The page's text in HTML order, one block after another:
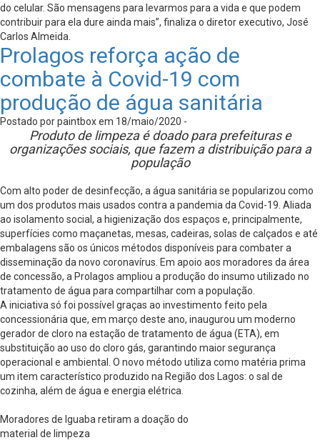
do celular. São mensagens para levarmos para a vida e que podem
contribuir para ela dure ainda mais”, finaliza o diretor executivo, José
Carlos Almeida.
Prolagos reforça ação de
combate à Covid-19 com
produção de água sanitária
Postado por paintbox em 18/maio/2020 -
Produto de limpeza é doado para prefeituras e
organizações sociais, que fazem a distribuição para a
população
Com alto poder de desinfecção, a água sanitária se popularizou como
um dos produtos mais usados contra a pandemia da Covid-19. Aliada
ao isolamento social, a higienização dos espaços e, principalmente,
superfícies como maçanetas, mesas, cadeiras, solas de calçados e até
embalagens são os únicos métodos disponíveis para combater a
disseminação da novo coronavírus. Em apoio aos moradores da área
de concessão, a Prolagos ampliou a produção do insumo utilizado no
tratamento de água para compartilhar com a população.
A iniciativa só foi possível graças ao investimento feito pela
concessionária que, em março deste ano, inaugurou um moderno
gerador de cloro na estação de tratamento de água (ETA), em
substituição ao uso do cloro gás, garantindo maior segurança
operacional e ambiental. O novo método utiliza como matéria prima
um item característico produzido na Região dos Lagos: o sal de
cozinha, além de água e energia elétrica.
Moradores de Iguaba retiram a doação do
material de limpeza